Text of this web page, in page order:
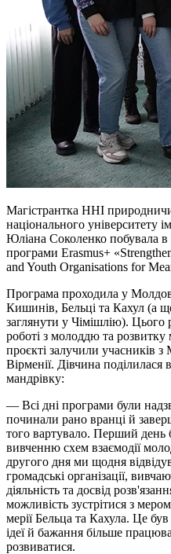
Магістрантка ННІ
національного університету
Юліана Соколенко побувала в
програми Erasmus+
and Youth Organisations for
Програма проходила у
Кишинів, Бельці та Кахул (а
заглянути у Чімішлію). Цього
роботі з молоддю та розвитку
проєкті залучили учасників
Вірменії. Дівчина
мандрівку:
— Всі дні програми були
починали рано вранці й
того вартувало. Перший день
вивченню схем взаємодії
другого дня ми щодня
громадські організації,
діяльність та досвід
можливість зустрітися з
мерії Бельца та Кахула. Це
ідеї й бажання більше
розвиватися.